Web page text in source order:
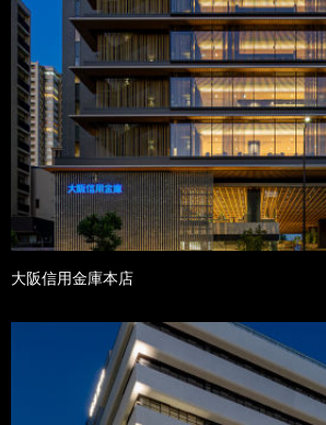
大阪信用金庫本店